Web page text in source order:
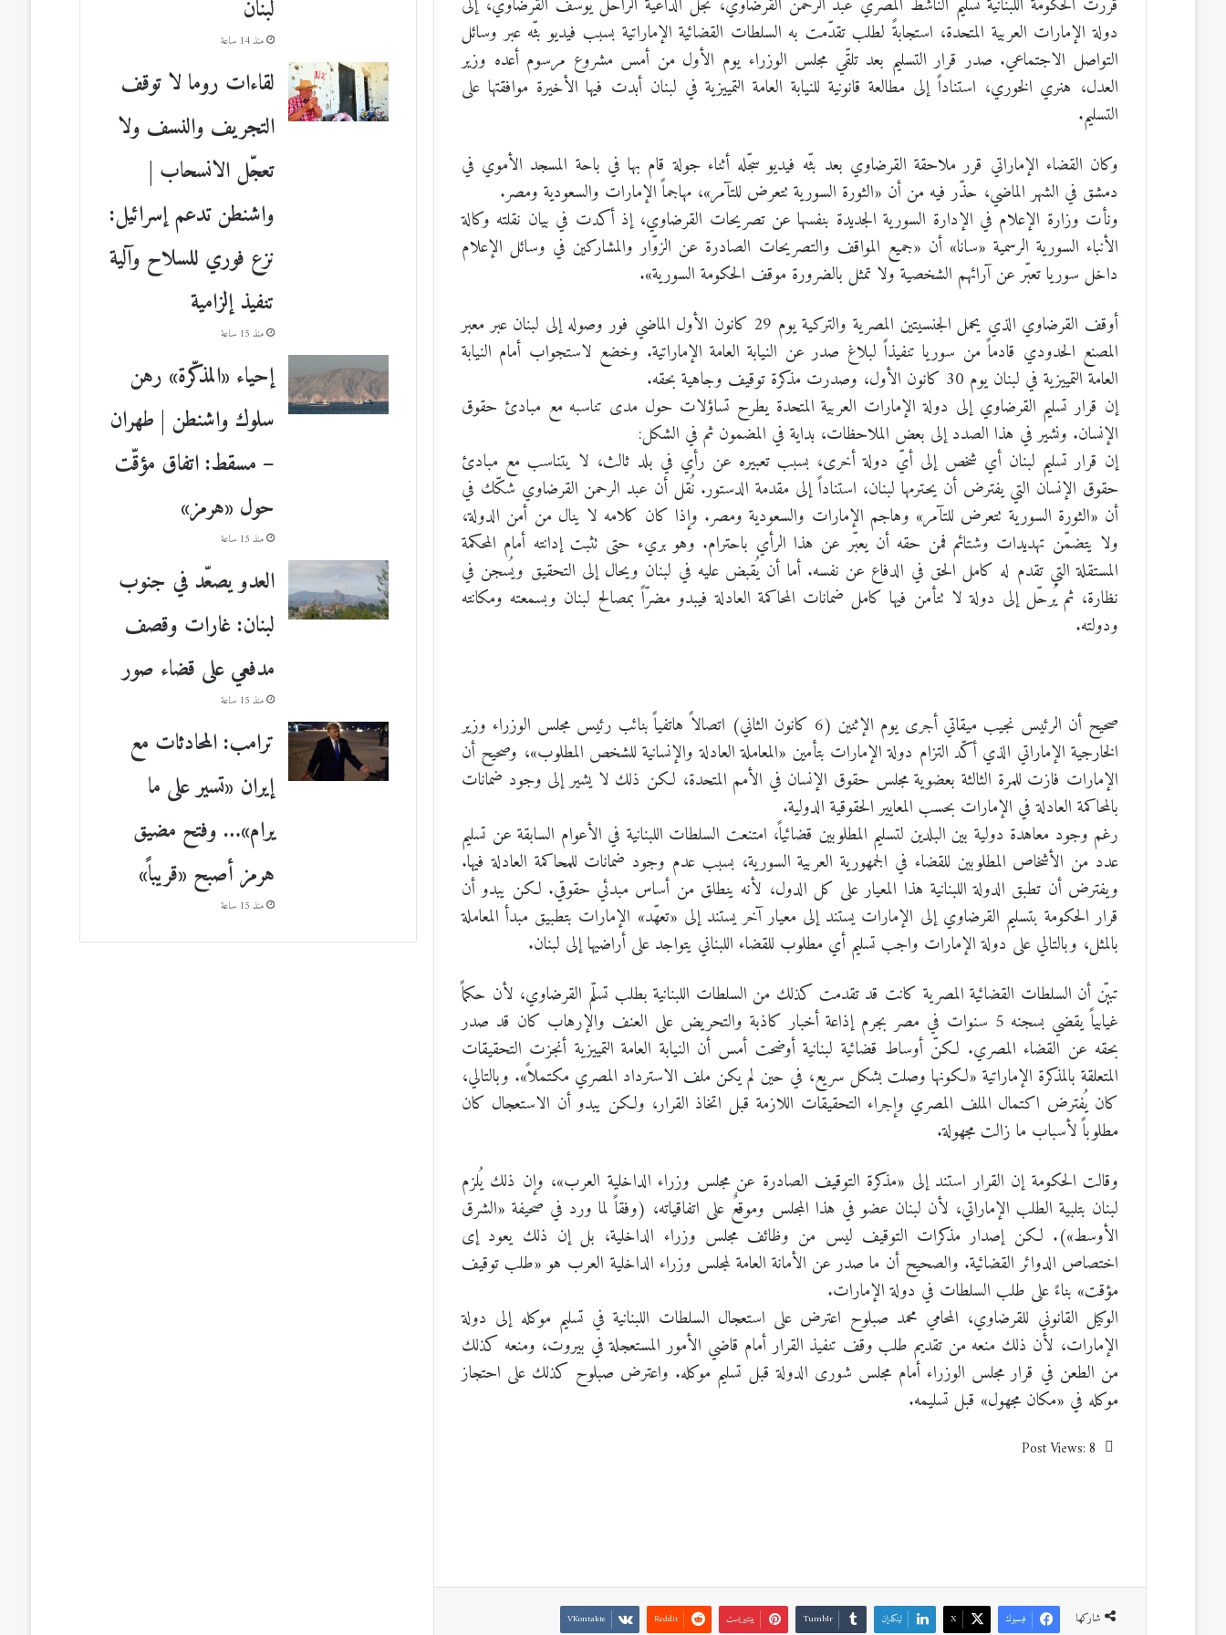
دولة الإمارات العربية المتحدة، استجابةً لطلب تقدّمت به السلطات القضائية الإماراتية بسبب فيديو بثّه عبر وسائل
التواصل الاجتماعي. صدر قرار التسليم بعد تلقّي مجلس الوزراء يوم الأول من أمس مشروع مرسوم أعده وزير
العدل، هنري الخوري، استناداً إلى مطالعة قانونية للنيابة العامة التمييزية في لبنان أبدت فيها الأخيرة موافقتها على
التسليم.
وكان القضاء الإماراتي قرر ملاحقة القرضاوي بعد بثّه فيديو سجّله أثناء جولة قام بها في باحة المسجد الأموي في
دمشق في الشهر الماضي، حذّر فيه من أن «الثورة السورية تتعرض للتآمر»، مهاجماً الإمارات والسعودية ومصر.
ونأت وزارة الإعلام في الإدارة السورية الجديدة بنفسها عن تصريحات القرضاوي، إذ أكدت في بيان نقلته وكالة
الأنباء السورية الرسمية «سانا» أن «جميع المواقف والتصريحات الصادرة عن الزوّار والمشاركين في وسائل الإعلام
داخل سوريا تعبّر عن آرائهم الشخصية ولا تمثل بالضرورة موقف الحكومة السورية».
أوقف القرضاوي الذي يحمل الجنسيتين المصرية والتركية يوم 29 كانون الأول الماضي فور وصوله إلى لبنان عبر معبر
المصنع الحدودي قادماً من سوريا تنفيذاً لبلاغ صدر عن النيابة العامة الإماراتية. وخضع لاستجواب أمام النيابة
العامة التمييزية في لبنان يوم 30 كانون الأول، وصدرت مذكرة توقيف وجاهية بحقه.
إن قرار تسليم القرضاوي إلى دولة الإمارات العربية المتحدة يطرح تساؤلات حول مدى تناسبه مع مبادئ حقوق
الإنسان. ونشير في هذا الصدد إلى بعض الملاحظات، بداية في المضمون ثم في الشكل:
إن قرار تسليم لبنان أي شخص إلى أيّ دولة أخرى، بسبب تعبيره عن رأي في بلد ثالث، لا يتناسب مع مبادئ
حقوق الإنسان التي يفترض أن يحترمها لبنان، استناداً إلى مقدمة الدستور. نُقل أن عبد الرحمن القرضاوي شكّك في
أن «الثورة السورية تتعرض للتآمر» وهاجم الإمارات والسعودية ومصر. وإذا كان كلامه لا ينال من أمن الدولة،
ولا يتضمّن تهديدات وشتائم فمن حقه أن يعبّر عن هذا الرأي باحترام. وهو بريء حتى تثبت إدانته أمام المحكمة
المستقلة التي تقدم له كامل الحق في الدفاع عن نفسه. أما أن يُقبض عليه في لبنان ويحال إلى التحقيق ويُسجن في
نظارة، ثم يُرحّل إلى دولة لا تتأمن فيها كامل ضمانات المحاكمة العادلة فيبدو مضرّاً بمصالح لبنان وبسمعته ومكانته
ودولته.
صحيح أن الرئيس نجيب ميقاتي أجرى يوم الإثنين (6 كانون الثاني) اتصالاً هاتفياً بنائب رئيس مجلس الوزراء وزير
الخارجية الإماراتي الذي أكّد التزام دولة الإمارات بتأمين «المعاملة العادلة والإنسانية للشخص المطلوب»، وصحيح أن
الإمارات فازت للمرة الثالثة بعضوية مجلس حقوق الإنسان في الأمم المتحدة، لكن ذلك لا يشير إلى وجود ضمانات
بالمحاكمة العادلة في الإمارات بحسب المعايير الحقوقية الدولية.
رغم وجود معاهدة دولية بين البلدين لتسليم المطلوبين قضائياً، امتنعت السلطات اللبنانية في الأعوام السابقة عن تسليم
عدد من الأشخاص المطلوبين للقضاء في الجمهورية العربية السورية، بسبب عدم وجود ضمانات للمحاكمة العادلة فيها.
ويفترض أن تطبق الدولة اللبنانية هذا المعيار على كل الدول، لأنه ينطلق من أساس مبدئي حقوقي. لكن يبدو أن
قرار الحكومة بتسليم القرضاوي إلى الإمارات يستند إلى معيار آخر يستند إلى «تعهّد» الإمارات بتطبيق مبدأ المعاملة
بالمثل، وبالتالي على دولة الإمارات واجب تسليم أي مطلوب للقضاء اللبناني يتواجد على أراضيها إلى لبنان.
تبيّن أن السلطات القضائية المصرية كانت قد تقدمت كذلك من السلطات اللبنانية بطلب تسلّم القرضاوي، لأن حكماً
غيابياً يقضي بسجنه 5 سنوات في مصر بجرم إذاعة أخبار كاذبة والتحريض على العنف والإرهاب كان قد صدر
بحقه عن القضاء المصري. لكنّ أوساط قضائية لبنانية أوضحت أمس أن النيابة العامة التمييزية أنجزت التحقيقات
المتعلقة بالمذكرة الإماراتية «لكونها وصلت بشكل سريع، في حين لم يكن ملف الاسترداد المصري مكتملاً». وبالتالي،
كان يُفترض اكتمال الملف المصري وإجراء التحقيقات اللازمة قبل اتخاذ القرار، ولكن يبدو أن الاستعجال كان
مطلوباً لأسباب ما زالت مجهولة.
وقالت الحكومة إن القرار استند إلى «مذكرة التوقيف الصادرة عن مجلس وزراء الداخلية العرب»، وإن ذلك يُلزم
لبنان بتلبية الطلب الإماراتي، لأن لبنان عضو في هذا المجلس وموقعٌ على اتفاقياته، (وفقاً لما ورد في صحيفة «الشرق
الأوسط»). لكن إصدار مذكرات التوقيف ليس من وظائف مجلس وزراء الداخلية، بل إن ذلك يعود إى
اختصاص الدوائر القضائية. والصحيح أن ما صدر عن الأمانة العامة لمجلس وزراء الداخلية العرب هو «طلب توقيف
مؤقت» بناءً على طلب السلطات في دولة الإمارات.
الوكيل القانوني للقرضاوي، المحامي محمد صبلوح اعترض على استعجال السلطات اللبنانية في تسليم موكله إلى دولة
الإمارات، لأن ذلك منعه من تقديم طلب وقف تنفيذ القرار أمام قاضي الأمور المستعجلة في بيروت، ومنعه كذلك
من الطعن في قرار مجلس الوزراء أمام مجلس شورى الدولة قبل تسليم موكله. واعترض صبلوح كذلك على احتجاز
موكله في «مكان مجهول» قبل تسليمه.
Post Views:8
شاركها فيسبوك ‫X لينكدإن بينتيريست
لبنان
منذ 14 ساعة
لقاءات روما لا توقف
التجريف والنسف ولا
تعجّل الانسحاب |
واشنطن تدعم إسرائيل:
نزع فوري للسلاح وآلية
تنفيذ إلزامية
منذ 15 ساعة
إحياء «المذكّرة» رهن
سلوك واشنطن | طهران
– مسقط: اتفاق مؤقّت
حول «هرمز»
منذ 15 ساعة
العدو يصعّد في جنوب
لبنان: غارات وقصف
مدفعي على قضاء صور
منذ 15 ساعة
ترامب: المحادثات مع
إيران «تسير على ما
يرام»… وفتح مضيق
هرمز أصبح «قريباً»
منذ 15 ساعة